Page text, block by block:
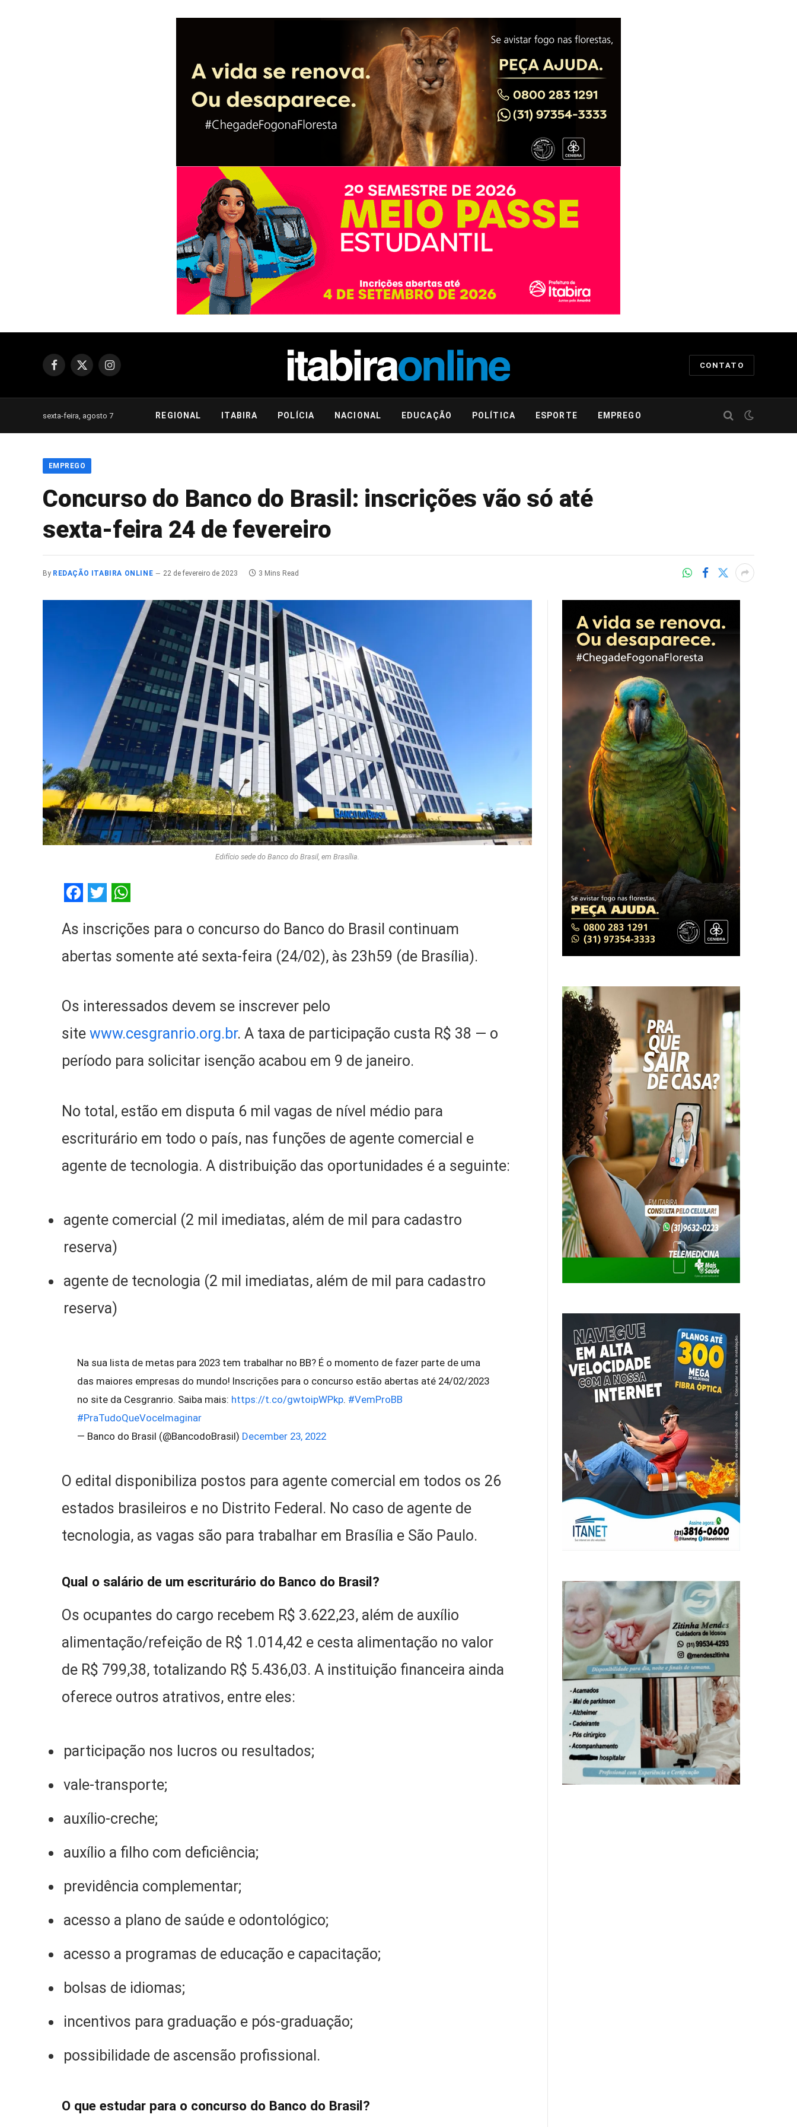
Facebook
X
Instagram
CONTATO
sexta-feira, agosto 7 REGIONAL ITABIRA POLÍCIA NACIONAL EDUCAÇÃO POLÍTICA ESPORTE EMPREGO
EMPREGO
Concurso do Banco do Brasil: inscrições vão só até
sexta-feira 24 de fevereiro
By REDAÇÃO ITABIRA ONLINE 22 de fevereiro de 2023 3 Mins Read
Edifício sede do Banco do Brasil, em Brasília.
As inscrições para o concurso do Banco do Brasil continuam
abertas somente até sexta-feira (24/02), às 23h59 (de Brasília).
Os interessados devem se inscrever pelo
sitewww.cesgranrio.org.br. A taxa de participação custa R$ 38 — o
período para solicitar isenção acabou em 9 de janeiro.
No total, estão em disputa 6 mil vagas de nível médio para
escriturário em todo o país, nas funções de agente comercial e
agente de tecnologia. A distribuição das oportunidades é a seguinte:
agente comercial (2 mil imediatas, além de mil para cadastro
reserva)
agente de tecnologia (2 mil imediatas, além de mil para cadastro
reserva)
Na sua lista de metas para 2023 tem trabalhar no BB? É o momento de fazer parte de uma
das maiores empresas do mundo! Inscrições para o concurso estão abertas até 24/02/2023
no site da Cesgranrio. Saiba mais: https://t.co/gwtoipWPkp. #VemProBB
#PraTudoQueVoceImaginar
— Banco do Brasil (@BancodoBrasil) December 23, 2022
O edital disponibiliza postos para agente comercial em todos os 26
estados brasileiros e no Distrito Federal. No caso de agente de
tecnologia, as vagas são para trabalhar em Brasília e São Paulo.
Qual o salário de um escriturário do Banco do Brasil?
Os ocupantes do cargo recebem R$ 3.622,23, além de auxílio
alimentação/refeição de R$ 1.014,42 e cesta alimentação no valor
de R$ 799,38, totalizando R$ 5.436,03. A instituição financeira ainda
oferece outros atrativos, entre eles:
participação nos lucros ou resultados;
vale-transporte;
auxílio-creche;
auxílio a filho com deficiência;
previdência complementar;
acesso a plano de saúde e odontológico;
acesso a programas de educação e capacitação;
bolsas de idiomas;
incentivos para graduação e pós-graduação;
possibilidade de ascensão profissional.
O que estudar para o concurso do Banco do Brasil?